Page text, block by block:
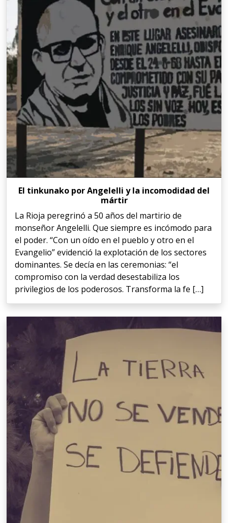
El tinkunako por Angelelli y la incomodidad del
mártir
La Rioja peregrinó a 50 años del martirio de
monseñor Angelelli. Que siempre es incómodo para
el poder. “Con un oído en el pueblo y otro en el
Evangelio” evidenció la explotación de los sectores
dominantes. Se decía en las ceremonias: “el
compromiso con la verdad desestabiliza los
privilegios de los poderosos. Transforma la fe […]